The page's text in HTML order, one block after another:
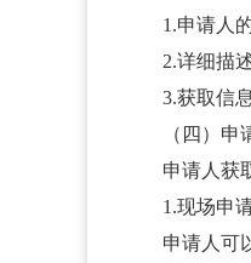
1.申请人的
2.详细描述
3.获取信息
（四）申
申请人获取
1.现场申
申请人可以